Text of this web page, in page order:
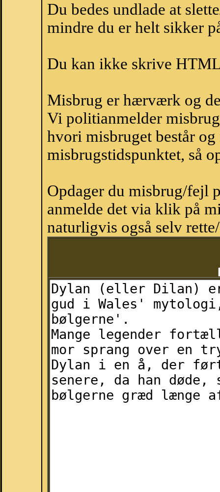
Du bedes undlade at
mindre du er helt sikker
Du kan ikke skrive
Misbrug er hærværk og
Vi politianmelder
hvori misbruget består
misbrugstidspunktet, så
Opdager du misbrug/fejl
anmelde det via klik på
naturligvis også selv